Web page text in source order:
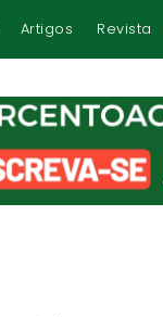
Artigos Revista